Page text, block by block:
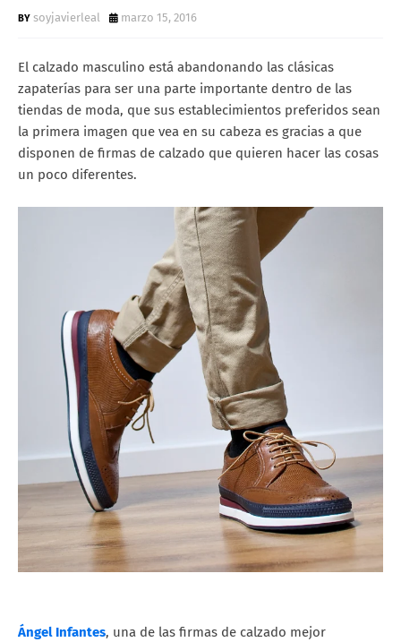
soyjavierleal marzo 15, 2016
El calzado masculino está abandonando las clásicas
zapaterías para ser una parte importante dentro de las
tiendas de moda, que sus establecimientos preferidos sean
la primera imagen que vea en su cabeza es gracias a que
disponen de firmas de calzado que quieren hacer las cosas
un poco diferentes.
Ángel Infantes, una de las firmas de calzado mejor